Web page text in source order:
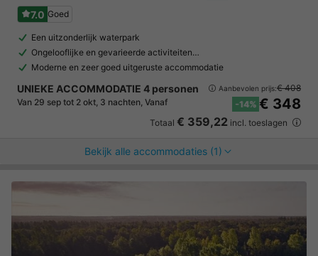
7.0 Goed
Een uitzonderlijk waterpark
Ongelooflijke en gevarieerde activiteiten…
Moderne en zeer goed uitgeruste accommodatie
UNIEKE ACCOMMODATIE 4 personen
Van 29 sep tot 2 okt, 3 nachten, Vanaf
Aanbevolen prijs:€ 408
-14% € 348
Totaal € 359,22 incl. toeslagen
Bekijk alle accommodaties (1)